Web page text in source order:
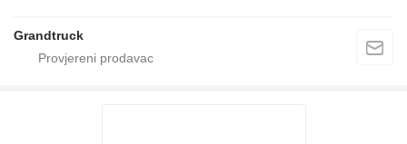
Grandtruck